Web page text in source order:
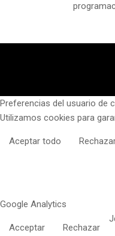
Preferencias del usuario de
Utilizamos cookies para
Aceptar todo
Google Analytics
Acceptar Rechazar